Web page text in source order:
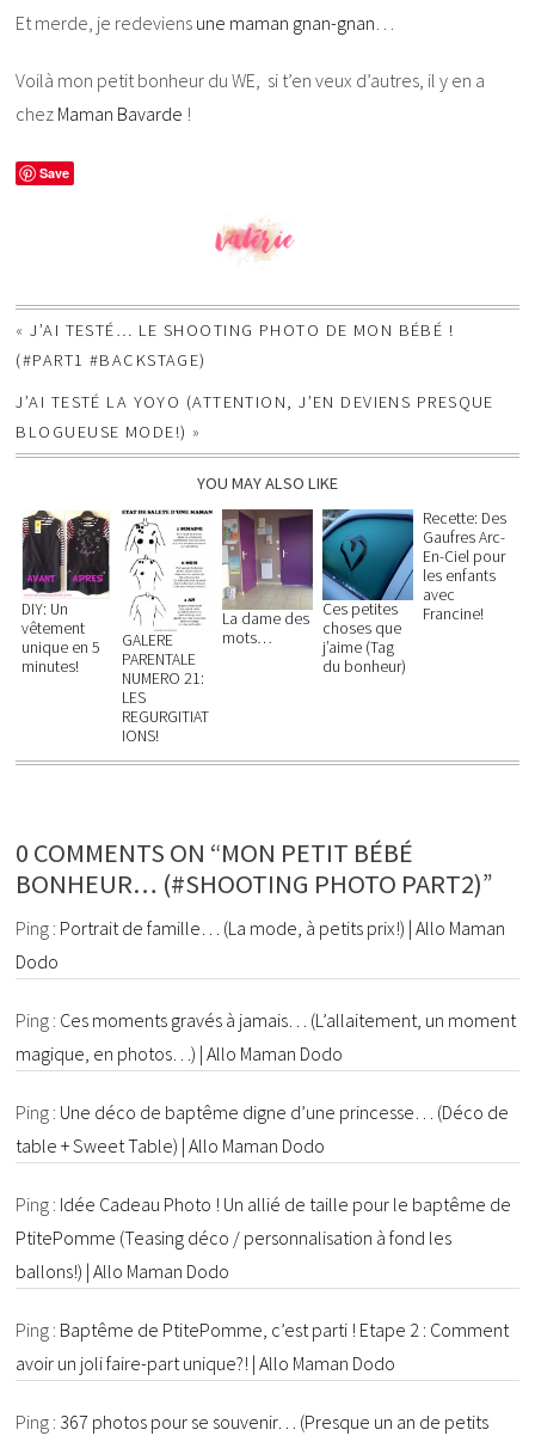
Et merde, je redeviens une maman gnan-gnan…
Voilà mon petit bonheur du WE, si t’en veux d’autres, il y en a
chez Maman Bavarde !
Save
«J’AI TESTÉ… LE SHOOTING PHOTO DE MON BÉBÉ !
(#PART1 #BACKSTAGE)
J’AI TESTÉ LA YOYO (ATTENTION, J’EN DEVIENS PRESQUE
BLOGUEUSE MODE!) »
YOU MAY ALSO LIKE
DIY: Un
vêtement
unique en 5
minutes!
GALERE
PARENTALE
NUMERO 21:
LES
REGURGITIAT
IONS!
La dame des
mots…
Ces petites
choses que
j’aime (Tag
du bonheur)
Recette: Des
Gaufres Arc-
En-Ciel pour
les enfants
avec
Francine!
0 COMMENTS ON “MON PETIT BÉBÉ
BONHEUR… (#SHOOTING PHOTO PART2)”
Ping : Portrait de famille… (La mode, à petits prix!) | Allo Maman
Dodo
Ping : Ces moments gravés à jamais… (L’allaitement, un moment
magique, en photos…) | Allo Maman Dodo
Ping : Une déco de baptême digne d’une princesse… (Déco de
table + Sweet Table) | Allo Maman Dodo
Ping : Idée Cadeau Photo ! Un allié de taille pour le baptême de
PtitePomme (Teasing déco / personnalisation à fond les
ballons!) | Allo Maman Dodo
Ping : Baptême de PtitePomme, c’est parti ! Etape 2 : Comment
avoir un joli faire-part unique?! | Allo Maman Dodo
Ping : 367 photos pour se souvenir… (Presque un an de petits